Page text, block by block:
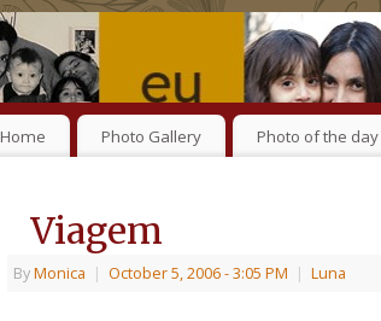
Home Photo Gallery Photo of the day
Viagem
ByMonica | October 5, 2006- 3:05 PM | Luna